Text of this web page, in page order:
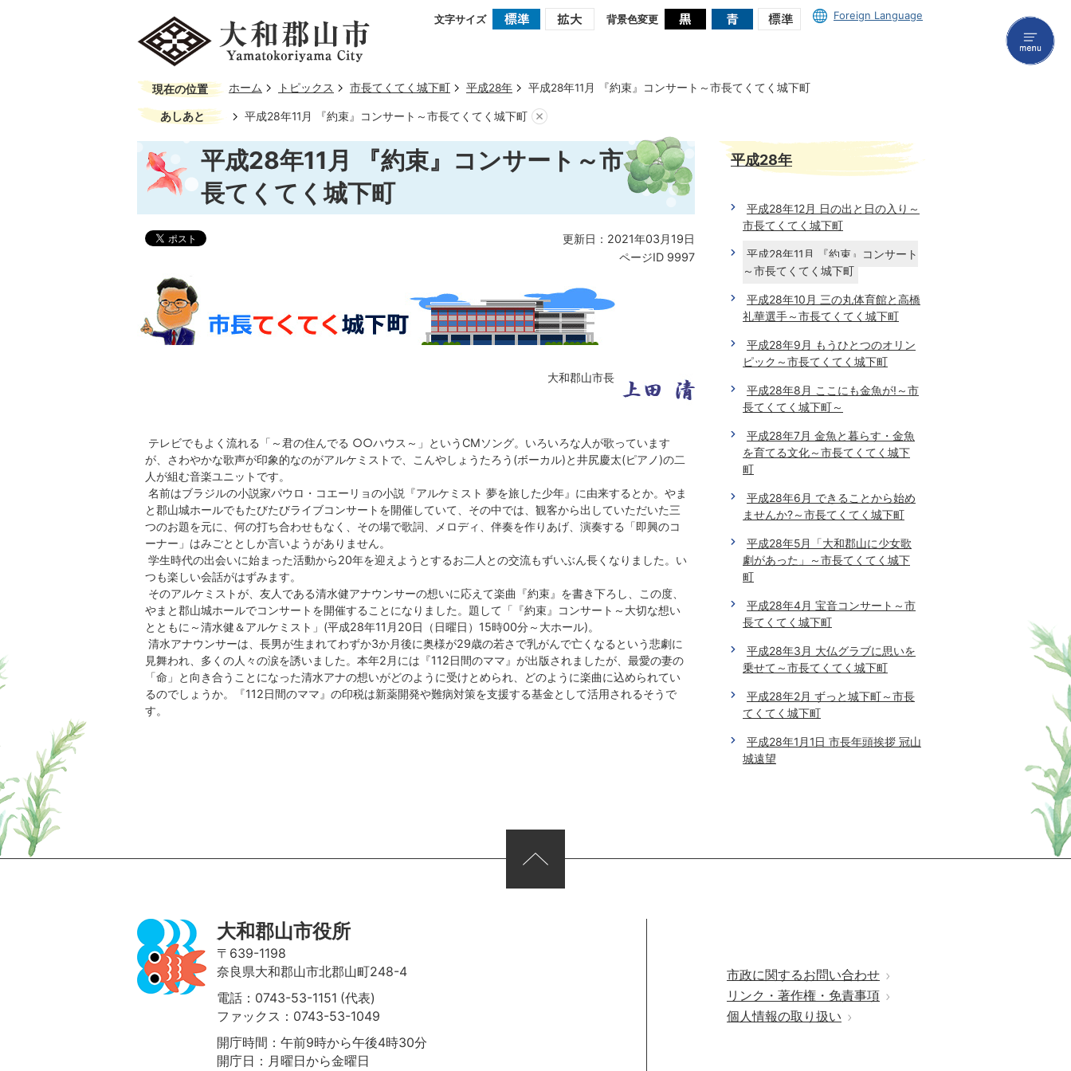
文字サイズ 背景色変更 Foreign Language
現在の位置 ホーム トピックス 市長てくてく城下町 平成28年 平成28年11月 『約束』コンサート～市長てくてく城下町
あしあと 平成28年11月 『約束』コンサート～市長てくてく城下町
平成28年11月 『約束』コンサート～市
長てくてく城下町
更新日：2021年03月19日
ページID 9997
大和郡山市長
テレビでもよく流れる「～君の住んでる ○○ハウス～」というCMソング。いろいろな人が歌っています
が、さわやかな歌声が印象的なのがアルケミストで、こんやしょうたろう(ボーカル)と井尻慶太(ピアノ)の二
人が組む音楽ユニットです。
名前はブラジルの小説家パウロ・コエーリョの小説『アルケミスト 夢を旅した少年』に由来するとか。やま
と郡山城ホールでもたびたびライブコンサートを開催していて、その中では、観客から出していただいた三
つのお題を元に、何の打ち合わせもなく、その場で歌詞、メロディ、伴奏を作りあげ、演奏する「即興のコ
ーナー」はみごととしか言いようがありません。
学生時代の出会いに始まった活動から20年を迎えようとするお二人との交流もずいぶん長くなりました。い
つも楽しい会話がはずみます。
そのアルケミストが、友人である清水健アナウンサーの想いに応えて楽曲『約束』を書き下ろし、この度、
やまと郡山城ホールでコンサートを開催することになりました。題して「『約束』コンサート～大切な想い
とともに～清水健＆アルケミスト」(平成28年11月20日（日曜日）15時00分～大ホール)。
清水アナウンサーは、長男が生まれてわずか3か月後に奥様が29歳の若さで乳がんで亡くなるという悲劇に
見舞われ、多くの人々の涙を誘いました。本年2月には『112日間のママ』が出版されましたが、最愛の妻の
「命」と向き合うことになった清水アナの想いがどのように受けとめられ、どのように楽曲に込められてい
るのでしょうか。『112日間のママ』の印税は新薬開発や難病対策を支援する基金として活用されるそうで
す。
平成28年
平成28年12月 日の出と日の入り～
市長てくてく城下町
平成28年11月 『約束』コンサート
～市長てくてく城下町
平成28年10月 三の丸体育館と高橋
礼華選手～市長てくてく城下町
平成28年9月 もうひとつのオリン
ピック～市長てくてく城下町
平成28年8月 ここにも金魚が!～市
長てくてく城下町～
平成28年7月 金魚と暮らす・金魚
を育てる文化～市長てくてく城下
町
平成28年6月 できることから始め
ませんか?～市長てくてく城下町
平成28年5月「大和郡山に少女歌
劇があった」～市長てくてく城下
町
平成28年4月 宝音コンサート～市
長てくてく城下町
平成28年3月 大仏グラブに思いを
乗せて～市長てくてく城下町
平成28年2月 ずっと城下町～市長
てくてく城下町
平成28年1月1日 市長年頭挨拶 冠山
城遠望
大和郡山市役所
〒639-1198
奈良県大和郡山市北郡山町248-4
電話：0743-53-1151 (代表)
ファックス：0743-53-1049
開庁時間：午前9時から午後4時30分
開庁日：月曜日から金曜日
市政に関するお問い合わせ
リンク・著作権・免責事項
個人情報の取り扱い